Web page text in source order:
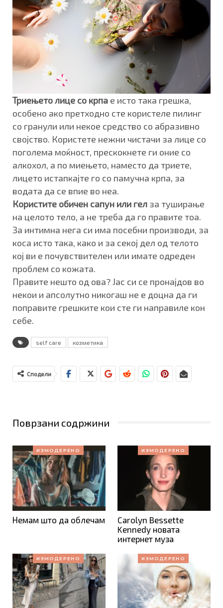
Триењето лице со крпа е исто така грешка,
особено ако претходно сте користеле пилинг
со гранули или некое средство со абразивно
својство. Користете нежни чистачи за лице со
поголема моќност, прескокнете ги оние со
алкохол, а по миењето, наместо да триете,
лицето истапкајте го со памучна крпа, за
водата да се впие во неа.
Користите обичен сапун или гел за туширање
на целото тело, а не треба да го правите тоа.
За интимна нега си има посебни производи, за
коса исто така, како и за секој дел од телото
кој ви е почувствителен или имате одреден
проблем со кожата.
Правите нешто од ова? Јас си се пронајдов во
некои и апсолутно никогаш не е доцна да ги
поправите грешките кои сте ги направиле кон
себе.
self care козметика
Сподели
Поврзани содржини
ИЗМОДЕРЕНО
Немам што да облечам
ИЗМОДЕРЕНО
Carolyn Bessette
Kennedy новата
интернет муза
ИЗМОДЕРЕНО ИЗМОДЕРЕНО